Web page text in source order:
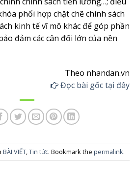
phối hợp chặt chẽ chính sách
kinh tế vĩ mô khác để góp phần
đảm các cân đối lớn của nền
Theo nhandan.vn
Đọc bài gốc tại đây
BÀI VIẾT,Tin tức. Bookmark the permalink.